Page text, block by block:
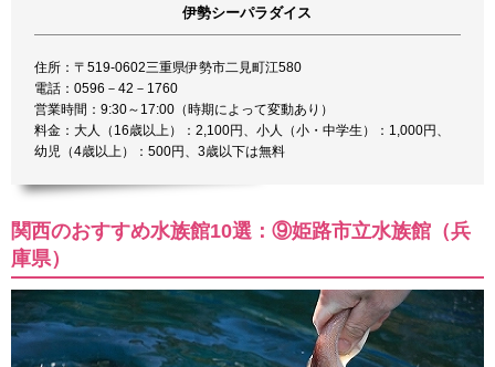
伊勢シーパラダイス
住所：〒519-0602三重県伊勢市二見町江580
電話：0596－42－1760
営業時間：9:30～17:00（時期によって変動あり）
料金：大人（16歳以上）：2,100円、小人（小・中学生）：1,000円、
幼児（4歳以上）：500円、3歳以下は無料
関西のおすすめ水族館10選：⑨姫路市立水族館（兵
庫県）